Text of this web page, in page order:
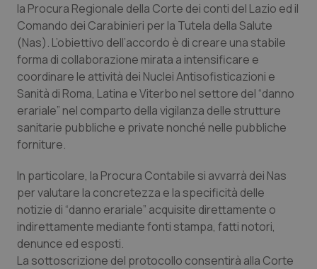
Professionisti Sanitari.AI
Abruzzo
Basilicata
Calabria
Campania
Emilia-Romagna
Friuli Venezia Giulia
QS Pro Gold
Artrite & artrosi
Asma & BPCO
Car-T
Colesterolo & coronaropatie
Dermatite Atopica
QS Club Newsletter
la Procura Regionale della Corte dei conti del Lazio ed il
Comando dei Carabinieri per la Tutela della Salute
(Nas). L’obiettivo dell’accordo è di creare una stabile
forma di collaborazione mirata a intensificare e
coordinare le attività dei Nuclei Antisofisticazioni e
Sanità di Roma, Latina e Viterbo nel settore del “danno
erariale” nel comparto della vigilanza delle strutture
sanitarie pubbliche e private nonché nelle pubbliche
forniture.
In particolare, la Procura Contabile si avvarrà dei Nas
per valutare la concretezza e la specificità delle
notizie di “danno erariale” acquisite direttamente o
indirettamente mediante fonti stampa, fatti notori,
denunce ed esposti.
La sottoscrizione del protocollo consentirà alla Corte